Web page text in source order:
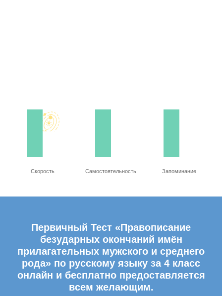
Скорость Самостоятельность Запоминание
Первичный Тест «Правописание
безударных окончаний имён
прилагательных мужского и среднего
рода» по русскому языку за 4 класс
онлайн и бесплатно предоставляется
всем желающим.